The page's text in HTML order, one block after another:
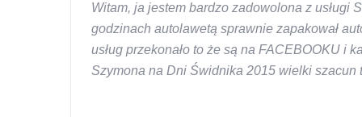
Witam, ja jestem bardzo zadowolona z usługi
godzinach autolawetą sprawnie zapakował
usług przekonało to że są na FACEBOOKU i
Szymona na Dni Świdnika 2015 wielki szacun